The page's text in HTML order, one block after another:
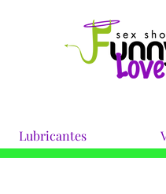
Lubricantes